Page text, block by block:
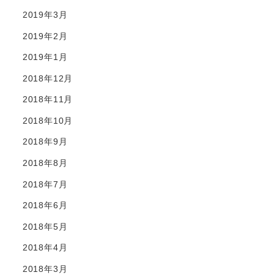
2019年3月
2019年2月
2019年1月
2018年12月
2018年11月
2018年10月
2018年9月
2018年8月
2018年7月
2018年6月
2018年5月
2018年4月
2018年3月